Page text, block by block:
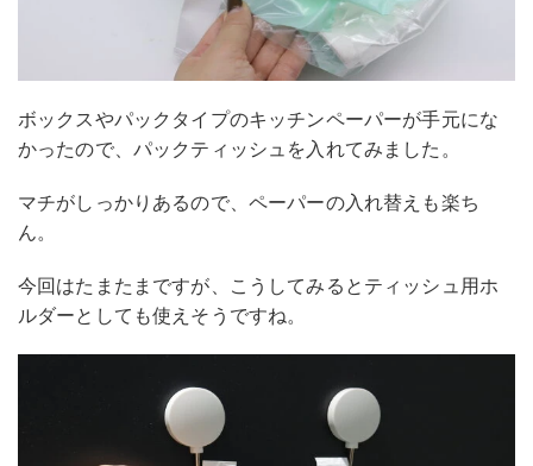
ボックスやパックタイプのキッチンペーパーが手元にな
かったので、パックティッシュを入れてみました。
マチがしっかりあるので、ペーパーの入れ替えも楽ち
ん。
今回はたまたまですが、こうしてみるとティッシュ用ホ
ルダーとしても使えそうですね。